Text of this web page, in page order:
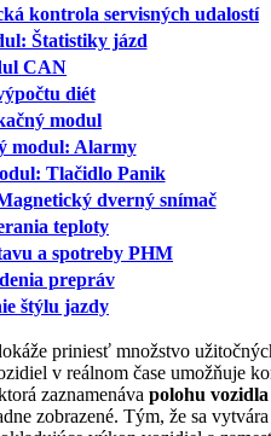
kontrola servisných udalostí
Štatistiky jázd
CAN
diét
modul
modul: Alarmy
Tlačidlo Panik
dverný snímač
teploty
a spotreby PHM
prepráv
štýlu jazdy
priniesť množstvo
v reálnom čase umožňuje
zaznamenáva polohu vozidla
zobrazené. Tým, že sa